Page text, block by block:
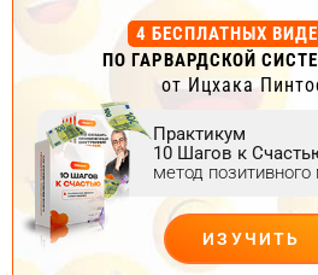
4 БЕСПЛАТНЫХ
ПО ГАРВАРДСКОЙ
от Ицхака
Практикум
10 Шагов к
метод
ИЗУЧИТЬ